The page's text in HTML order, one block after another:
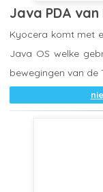
Java PDA
Kyocera komt met
Java OS welke
bewegingen van de